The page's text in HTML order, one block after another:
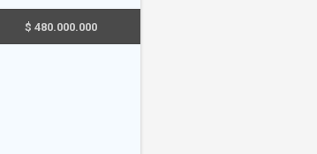
$ 480.000.000